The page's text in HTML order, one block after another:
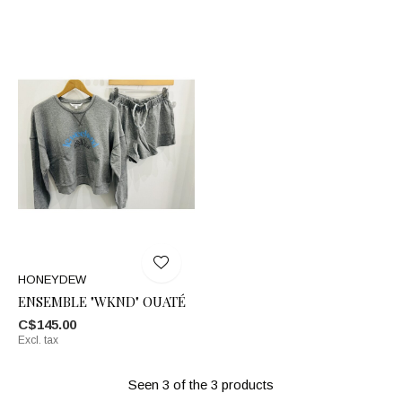
HONEYDEW
ENSEMBLE "WKND" OUATÉ
C$145.00
Excl. tax
Seen 3 of the 3 products